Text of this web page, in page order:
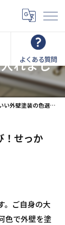
よくある質問
選び！
れまし
色選び！せっかくなら運気も取り入れよう
！せっか
。ご自身の大
色で外壁を塗